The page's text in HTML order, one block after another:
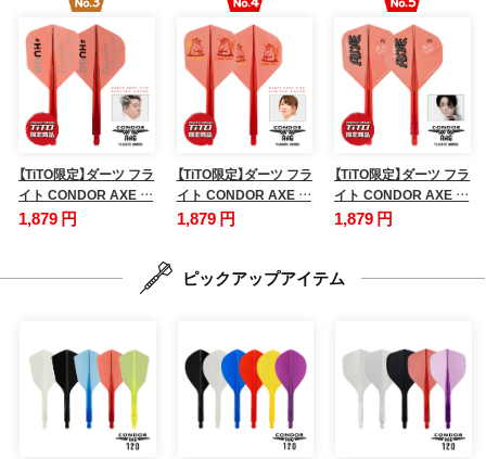
【TiTO限定】ダーツ フラ
イト CONDOR AXE …
1,879 円
【TiTO限定】ダーツ フラ
イト CONDOR AXE …
1,879 円
【TiTO限定】ダーツ フラ
イト CONDOR AXE …
1,879 円
ピックアップアイテム